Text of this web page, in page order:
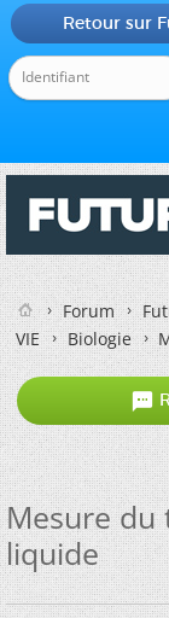
Retour sur
Forum
VIE
Biologie

Mesure
liquide